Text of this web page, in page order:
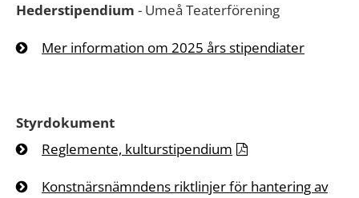
Hederstipendium - Umeå Teaterförening
Mer information om 2025 års stipendiater
Styrdokument
Reglemente, kulturstipendium
Konstnärsnämndens riktlinjer för hantering av